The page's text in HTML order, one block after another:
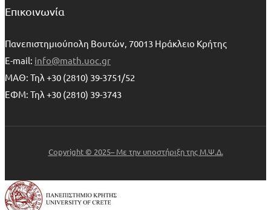
Επικοινωνία
Πανεπιστημιούπολη Βουτών, 70013 Ηράκλειο Κρήτης
E-mail: info@math.uoc.gr
ΜΑΘ: Τηλ +30 (2810) 39-3751/52
ΕΦΜ: Τηλ +30 (2810) 39-3743
Copyright © 2025– Με την υποστήριξη της Μ.Ψ.Δ.